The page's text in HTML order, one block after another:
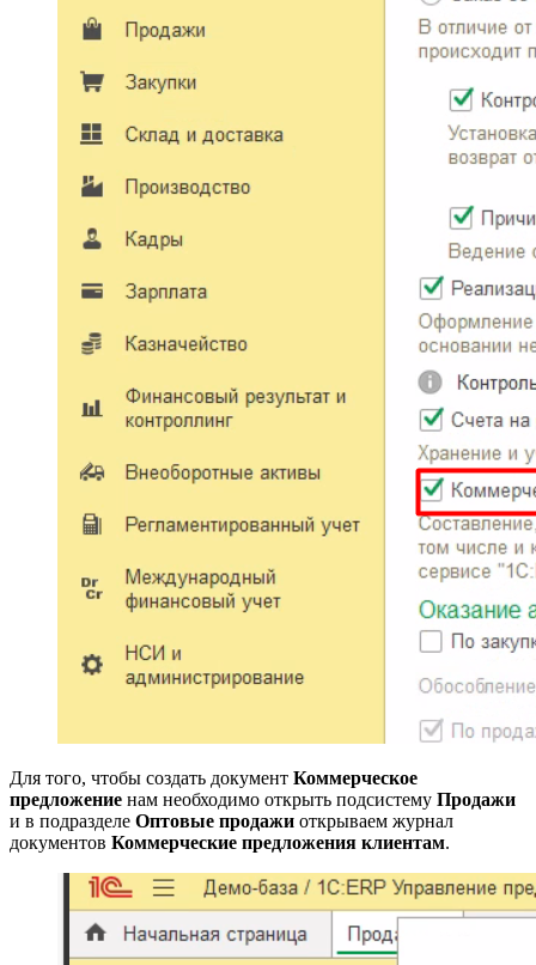
Для того, чтобы создать документ Коммерческое
предложение нам необходимо открыть подсистему Продажи
и в подразделе Оптовые продажи открываем журнал
документов Коммерческие предложения клиентам.